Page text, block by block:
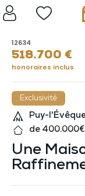
Exclusivité
Puy-
de
Une
12634
518.700 €
honoraires inclus